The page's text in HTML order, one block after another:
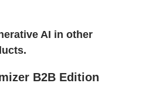
AI in other
B2B Edition